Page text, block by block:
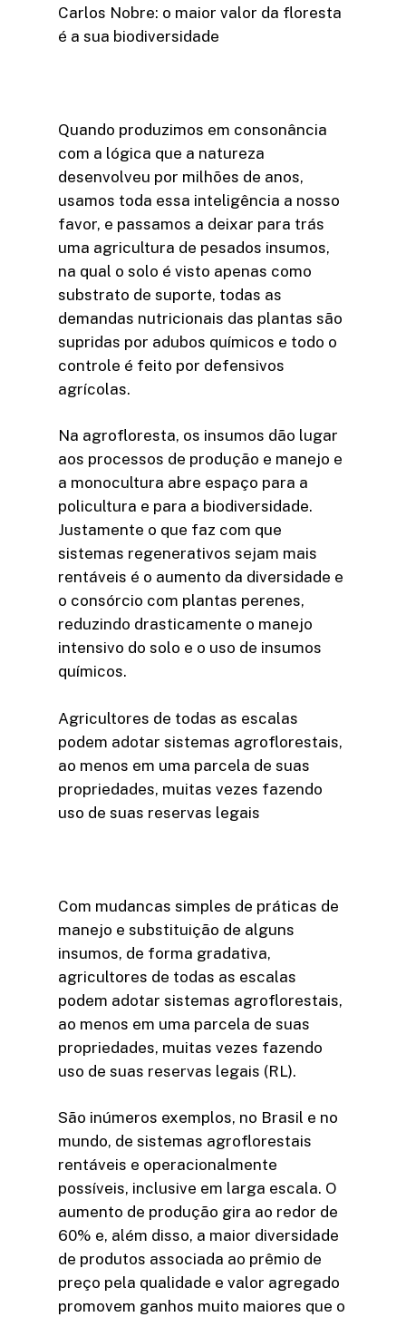
Carlos Nobre: o maior valor da floresta
é a sua biodiversidade
Quando produzimos em consonância
com a lógica que a natureza
desenvolveu por milhões de anos,
usamos toda essa inteligência a nosso
favor, e passamos a deixar para trás
uma agricultura de pesados insumos,
na qual o solo é visto apenas como
substrato de suporte, todas as
demandas nutricionais das plantas são
supridas por adubos químicos e todo o
controle é feito por defensivos
agrícolas.
Na agrofloresta, os insumos dão lugar
aos processos de produção e manejo e
a monocultura abre espaço para a
policultura e para a biodiversidade.
Justamente o que faz com que
sistemas regenerativos sejam mais
rentáveis é o aumento da diversidade e
o consórcio com plantas perenes,
reduzindo drasticamente o manejo
intensivo do solo e o uso de insumos
químicos.
Agricultores de todas as escalas
podem adotar sistemas agroflorestais,
ao menos em uma parcela de suas
propriedades, muitas vezes fazendo
uso de suas reservas legais
Com mudancas simples de práticas de
manejo e substituição de alguns
insumos, de forma gradativa,
agricultores de todas as escalas
podem adotar sistemas agroflorestais,
ao menos em uma parcela de suas
propriedades, muitas vezes fazendo
uso de suas reservas legais (RL).
São inúmeros exemplos, no Brasil e no
mundo, de sistemas agroflorestais
rentáveis e operacionalmente
possíveis, inclusive em larga escala. O
aumento de produção gira ao redor de
60% e, além disso, a maior diversidade
de produtos associada ao prêmio de
preço pela qualidade e valor agregado
promovem ganhos muito maiores que o